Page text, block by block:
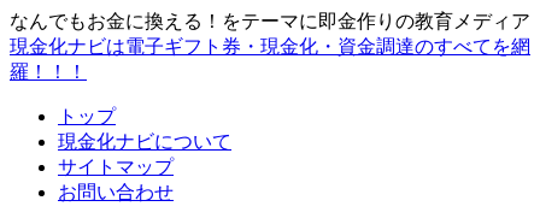
なんでもお金に換える！をテーマに即金作りの教育メディア
現金化ナビは電子ギフト券・現金化・資金調達のすべてを網
羅！！！
トップ
現金化ナビについて
サイトマップ
お問い合わせ